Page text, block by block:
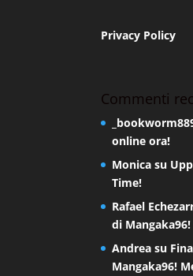
Privacy Policy
Commenti
online ora!
Monicasu
Time!
Rafael
di
Andreasu
Mangaka96!